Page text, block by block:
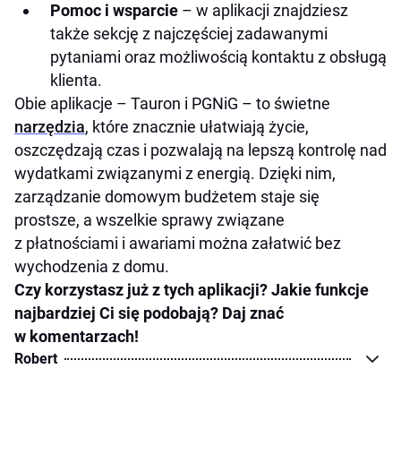
Pomoc i wsparcie – w aplikacji znajdziesz
także sekcję z najczęściej zadawanymi
pytaniami oraz możliwością kontaktu z obsługą
klienta.
Obie aplikacje – Tauron i PGNiG – to świetne
narzędzia, które znacznie ułatwiają życie,
oszczędzają czas i pozwalają na lepszą kontrolę nad
wydatkami związanymi z energią. Dzięki nim,
zarządzanie domowym budżetem staje się
prostsze, a wszelkie sprawy związane
z płatnościami i awariami można załatwić bez
wychodzenia z domu.
Czy korzystasz już z tych aplikacji? Jakie funkcje
najbardziej Ci się podobają? Daj znać
w komentarzach!
Robert